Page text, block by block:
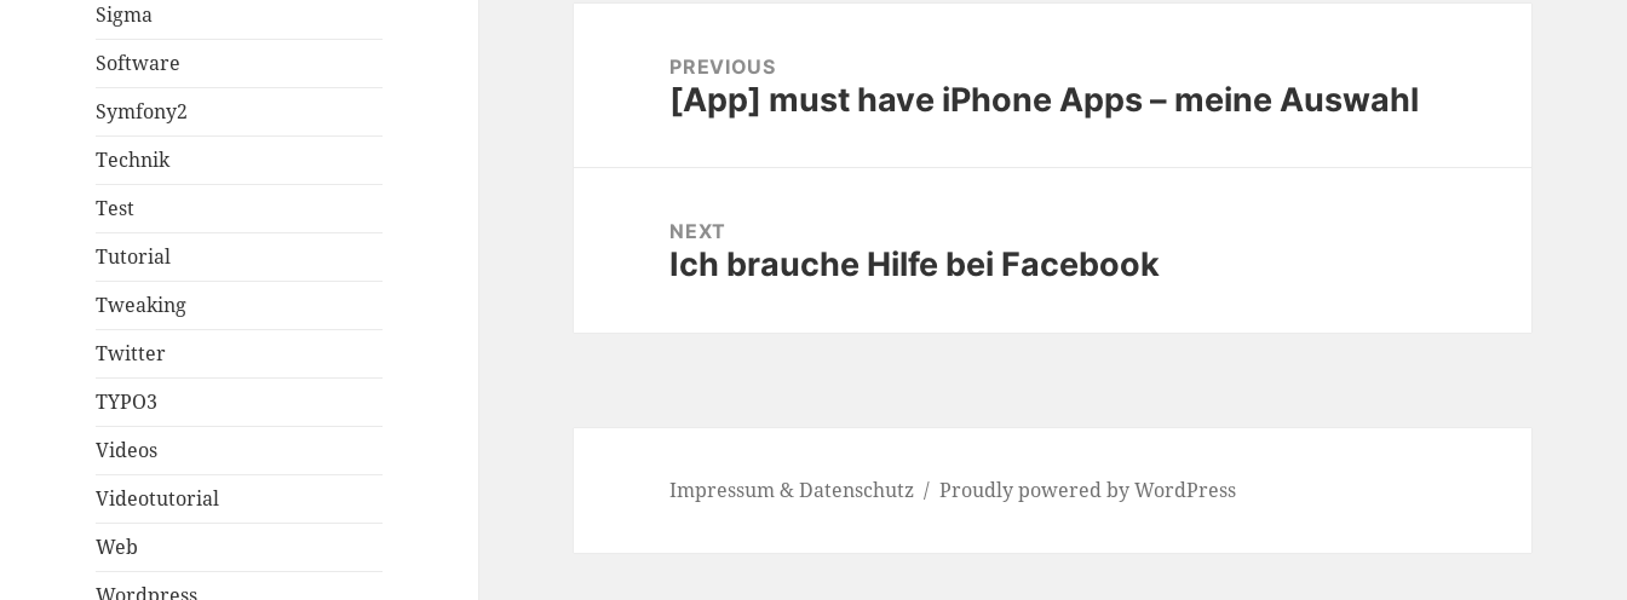
Sigma
Software
Symfony2
Technik
Test
Tutorial
Tweaking
Twitter
TYPO3
Videos
Videotutorial
Web
navigationPREVIOUS
Previous
[App] must have iPhone Apps – meine Auswahl
NEXT
Next
Ich brauche Hilfe bei Facebook
Impressum & Datenschutz Proudly powered by WordPress